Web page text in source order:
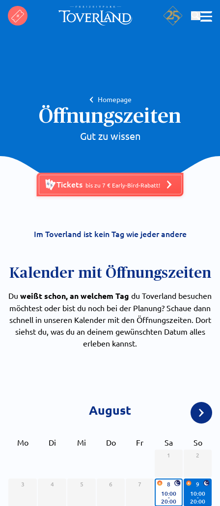
Homepage
Öffnungszeiten
Gut zu wissen
Tickets bis zu 7 € Early-Bird-Rabatt!
Im Toverland ist kein Tag wie jeder andere
Kalender mit Öffnungszeiten
Du weißt schon, an welchem Tag du Toverland besuchen
möchtest oder bist du noch bei der Planung? Schaue dann
schnell in unseren Kalender mit den Öffnungszeiten. Dort
siehst du, was du an deinem gewünschten Datum alles
erleben kannst.
August
Mo Di Mi Do Fr Sa So
1 2
3 4 5 6 7 8
10:00
-
20:00
9
10:00
-
20:00